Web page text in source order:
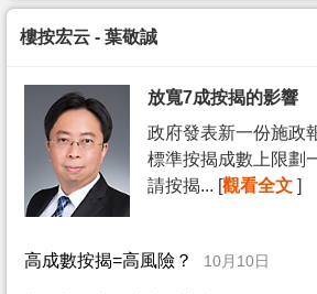
樓按宏云 - 葉敬誠
放寬7成按揭的影響
政府發表新一份施政
標準按揭成數上限劃
請按揭... [觀看全文 ]
高成數按揭=高風險？ 10月10日